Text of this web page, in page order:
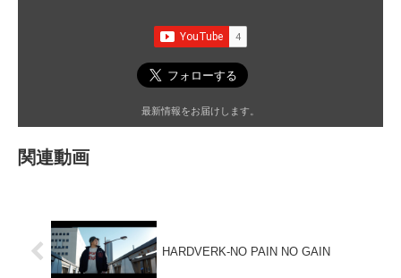
最新情報をお届けします。
関連動画
HARDVERK-NO PAIN NO GAIN